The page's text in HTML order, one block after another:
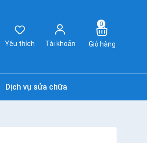
Yêu thích
Tài khoản
0
Giỏ hàng
Dịch vụ sửa chữa